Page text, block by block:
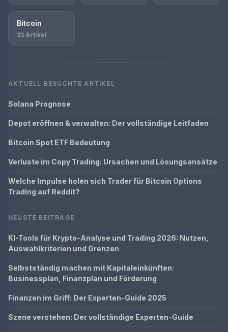
Bitcoin
33 Artikel
AKTUELL BESUCHTE ARTIKEL
Solana Prognose
Depot eröffnen & verwalten: Der vollständige Leitfaden
Bitcoin Spot ETF Bedeutung
Verluste im Copy Trading: Ursachen und Lösungsansätze
Welche Impulse holen sich Trader für Bitcoin Options
Trading auf Reddit?
NEUSTE BEITRÄGE
KI-Tools für Krypto-Analyse und Trading 2026: Nutzen,
Auswahlkriterien und Grenzen
Selbstständig machen mit Kapitaleinkünften:
Businessplan, Finanzplan und Förderung
Finanzen im Griff: Der Experten-Guide 2025
Szene verstehen: Der vollständige Experten-Guide